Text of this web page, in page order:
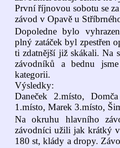
První říjnovou sobotu se
závod v Opavě u
Dopoledne bylo
plný zatáček byl zpestřen
ti zdatnější již skákali. Na
závodníků a bednu
kategorii.
Výsledky:
Daneček 2.místo,
1.místo, Marek 3.místo,
Na okruhu hlavního
závodníci užili jak krátký
180 st, klády a dropy.